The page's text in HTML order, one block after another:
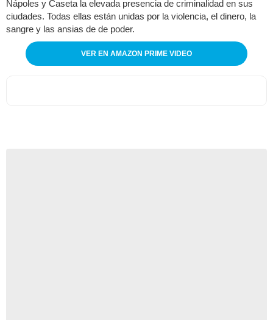
Nápoles y Caseta la elevada presencia de criminalidad en sus
ciudades. Todas ellas están unidas por la violencia, el dinero, la
sangre y las ansias de de poder.
VER EN AMAZON PRIME VIDEO